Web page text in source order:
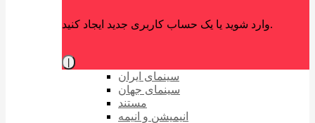
وارد شوید یا یک حساب کاربری جدید ایجاد کنید.
سینمای ایران
سینمای جهان
مستند
انیمیشن و انیمه